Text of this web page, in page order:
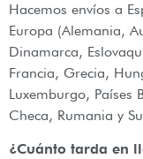
Hacemos envíos a
Europa (Alemania,
Dinamarca,
Francia, Grecia,
Luxemburgo, Países
Checa, Rumania y
¿Cuánto tarda en